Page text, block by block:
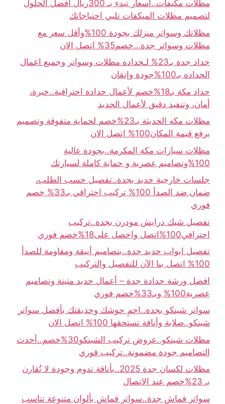
مظلات مكيفات..اسعار تبدء بـ 300ريال أفضل الحلول
لتصميم مظلات الميكفات تلبي احتياجاتك
مظلاتك وسواتر منزلك بجودة 100%وأقل سعر مع
مظلات وسواتر جدة…خصم35% اتصل الان
حداد جدة بـ23% لـحداده مظلات وسواتر وجميع اعمال
الحداده بـ100%جودة وإتقان
حداد مكة بـ18%خصم لأعمال حدادة احترافية..خبرة،
أمان، وتنفيذ دقيق لأعمال الحديد
مظلات مكه الحديثة بـ23%خصم لحماية متفوقة وتصميم
يرفع قيمة المكان100% اتصل الان
مظلات سيارات مكة المكرمة..بجودة عالية
100%وتصاميم عصرية و حماية كاملة لسيارتك
جلسات خارجية حديد بجدة..تفصيل حسب الطلب،
ضمان ضد الصدأ 100% تركيب احترافي بـ33% خصم
فوري
تفصيل شبك درايش مودرن بجدة..تركيب
احترافي100%اتصل واحصل على18%خصم فوري
تفصيل ابواب حديد جدة..بتصاميم أنيقة ومقاومة للصدأ
100% اتصل بنا الآن للتفصيل والتركيب
افضل ورشة حدادة جدة – أعمال حديد متينة وتصاميم
عصرية100% وبـ33%خصم فوري
سواتر شينكو بجدة..احمِ حوشك وحديقتك بأفضل سواتر
شينكو..صلابة وأناقة تستحقها 100% اتصل الان
مظلات شينكو..عروض تركيب الشينكو30%خصم..أحدث
التصاميم جودة مضمونة..تركيب فوري
مظلات لكسان جدة 2025..بأناقة تدوم وجودة لا تُقارن
بـ 23%خصم عند الاتصال
سواتر قماش جدة..سواتر قماش بألوان متنوعة تناسب